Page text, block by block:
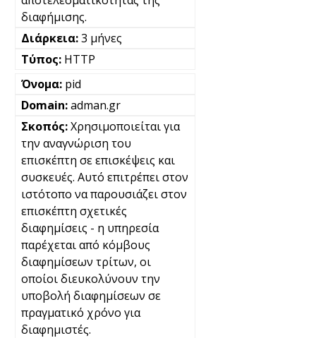
διαφήμισης.
3 μήνες
HTTP
pid
adman.gr
Χρησιμοποιείται για
την αναγνώριση του
επισκέπτη σε επισκέψεις και
συσκευές. Αυτό επιτρέπει στον
ιστότοπο να παρουσιάζει στον
επισκέπτη σχετικές
διαφημίσεις - η υπηρεσία
παρέχεται από κόμβους
διαφημίσεων τρίτων, οι
οποίοι διευκολύνουν την
υποβολή διαφημίσεων σε
πραγματικό χρόνο για
διαφημιστές.